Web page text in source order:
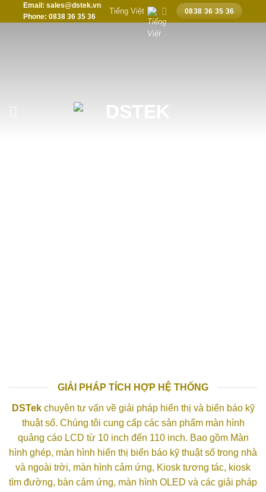
Chuyển
đến
Email: sales@dstek.vn
Phone: 0838 36 35 36
Tiếng Việt 0838 36 35 36
GIẢI PHÁP TÍCH HỢP HỆ THỐNG
DSTekchuyên tư vấn về giải pháp hiển thị và biển báo kỹ
thuật số. Chúng tôi cung cấp các sản phẩm màn hình
quảng cáo LCD từ 10 inch đến 110 inch. Bao gồm Màn
hình ghép, màn hình hiển thị biển báo kỹ thuật số trong nhà
và ngoài trời, màn hình cảm ứng, Kiosk tương tác, kiosk
tìm đường, bàn cảm ứng, màn hình OLED và các giải pháp